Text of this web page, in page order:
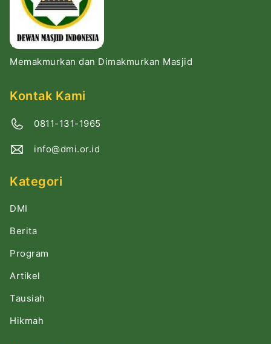
Memakmurkan dan Dimakmurkan Masjid
Kontak Kami
0811-131-1965
info@dmi.or.id
Kategori
DMI
Berita
Program
Artikel
Tausiah
Hikmah